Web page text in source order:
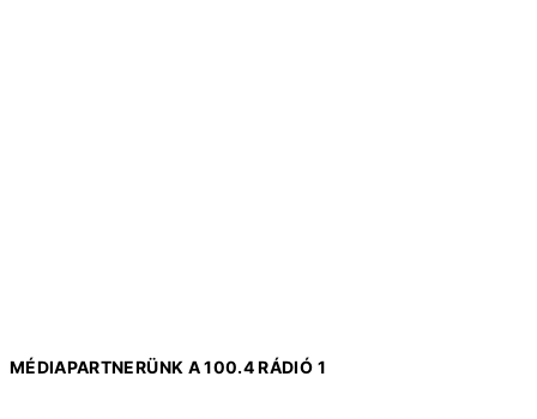
MÉDIAPARTNERÜNK A 100.4 RÁDIÓ 1